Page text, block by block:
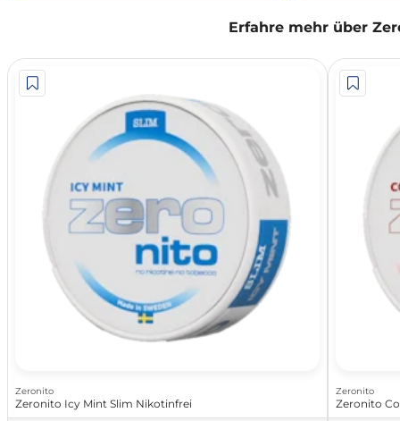
Erfahre mehr über
Zeronito
Zeronito Icy Mint Slim Nikotinfrei
Zeronito
Zeronito